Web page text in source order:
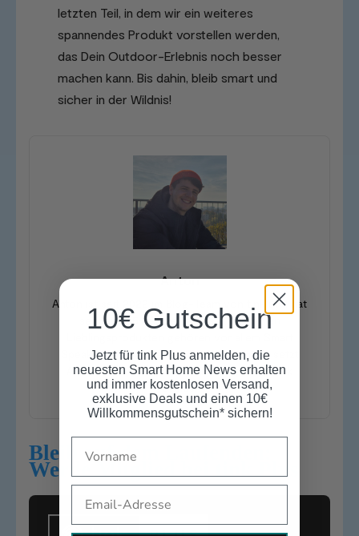
letzten Teil, in dem wir ein weiteres
spannendes Produkt vorstellen werden,
das Dein Outdoor-Erlebnis noch besser
machen kann. Bis dahin, bleib smart und
sicher in der Wildnis!
Anton
Anton ist seit 2022 im Blog-Team von tink und hat
seitdem 125+ Artikel verfasst. Zu seinen
Speaker von Sonos. Bei smarten Lampen setzt
Anton bewusst auf die Leuchtmittel von tink
Basics.
Bleib auf dem Laufenden:
Werde Mitglied bei tink Plus
10€ Gutschein
Jetzt für tink Plus anmelden, die
neuesten Smart Home News erhalten
und immer kostenlosen Versand,
exklusive Deals und einen 10€
Willkommensgutschein* sichern!